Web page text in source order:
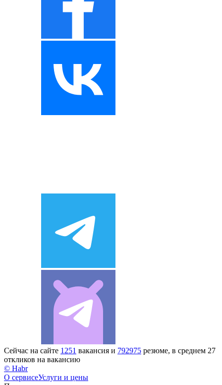
Сейчас на сайте 1251 вакансия и 792975 резюме, в среднем 27
откликов на вакансию
© Habr
О сервисеУслуги и цены